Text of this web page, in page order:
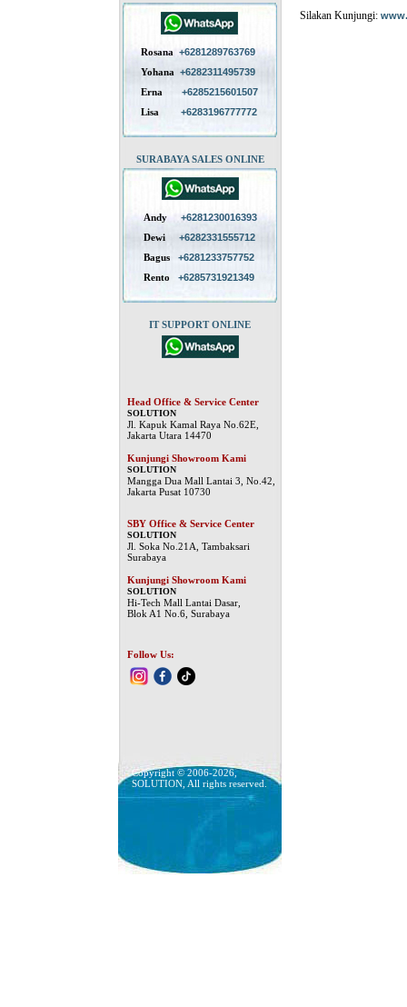
Rosana +6281289763769
Yohana +6282311495739
Erna
+6285215601507
Lisa
+6283196777772
SURABAYA SALES ONLINE
Andy
+6281230016393
Dewi
+6282331555712
Bagus
+6281233757752
Rento
+6285731921349
IT SUPPORT ONLINE
Head Office & Service Center
SOLUTION
Jl. Kapuk Kamal Raya No.62E,
Jakarta Utara 14470
Kunjungi Showroom Kami
SOLUTION
Mangga Dua Mall Lantai 3, No.42,
Jakarta Pusat 10730
SBY Office & Service Center
SOLUTION
Jl. Soka No.21A, Tambaksari
Surabaya
Kunjungi Showroom Kami
SOLUTION
Hi-Tech Mall Lantai Dasar,
Blok A1 No.6, Surabaya
Follow Us:
Copyright © 2006-2026,
SOLUTION, All rights reserved.
Silakan Kunjungi: